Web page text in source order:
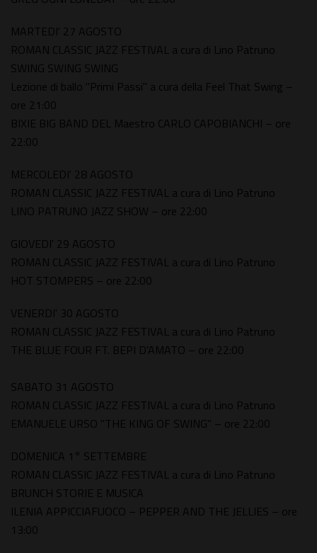
MARTEDI' 27 AGOSTO
ROMAN CLASSIC JAZZ FESTIVAL a cura di Lino Patruno
SWING SWING SWING
Lezione di ballo "Primi Passi" a cura della Feel That Swing –
ore 21:00
BIXIE BIG BAND DEL Maestro CARLO CAPOBIANCHI – ore
22:00
MERCOLEDI' 28 AGOSTO
ROMAN CLASSIC JAZZ FESTIVAL a cura di Lino Patruno
LINO PATRUNO JAZZ SHOW – ore 22:00
GIOVEDI' 29 AGOSTO
ROMAN CLASSIC JAZZ FESTIVAL a cura di Lino Patruno
HOT STOMPERS – ore 22:00
VENERDI' 30 AGOSTO
ROMAN CLASSIC JAZZ FESTIVAL a cura di Lino Patruno
THE BLUE FOUR FT. BEPI D'AMATO – ore 22:00
SABATO 31 AGOSTO
ROMAN CLASSIC JAZZ FESTIVAL a cura di Lino Patruno
EMANUELE URSO "THE KING OF SWING" – ore 22:00
DOMENICA 1° SETTEMBRE
ROMAN CLASSIC JAZZ FESTIVAL a cura di Lino Patruno
BRUNCH STORIE E MUSICA
ILENIA APPICCIAFUOCO – PEPPER AND THE JELLIES – ore
13:00